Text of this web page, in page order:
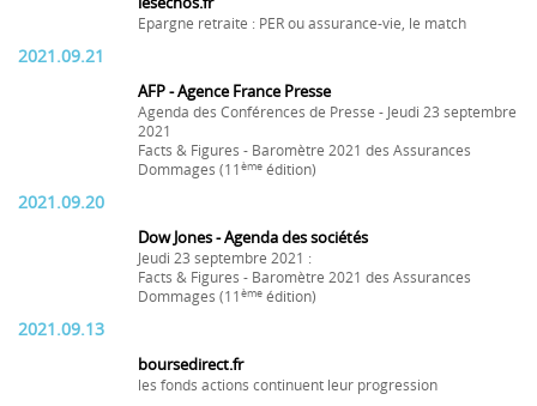
Epargne retraite : PER ou assurance-vie, le match
2021.09.21
AFP - Agence France Presse
Agenda des Conférences de Presse - Jeudi 23 septembre
2021
Facts & Figures - Baromètre 2021 des Assurances
Dommages (11 ème édition)
2021.09.20
Dow Jones - Agenda des sociétés
Jeudi 23 septembre 2021 :
Facts & Figures - Baromètre 2021 des Assurances
Dommages (11 ème édition)
2021.09.13
boursedirect.fr
les fonds actions continuent leur progression